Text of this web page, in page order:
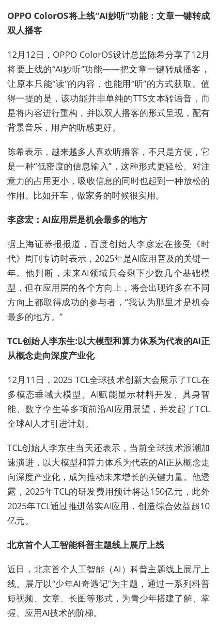
OPPO ColorOS将上线“AI妙听”功能：文章一键转成
双人播客
12月12日，OPPO ColorOS设计总监陈希分享了12月
将要上线的“AI妙听”功能——把文章一键转成播客，
让原本只能“读”的内容，也能用“听”的方式获取。值
得一提的是，该功能并非单纯的TTS文本转语音，而
是将内容进行重构，并以双人播客的形式呈现，配有
背景音乐，用户的听感更好。
陈希表示，越来越多人喜欢听播客，不只是方便，它
是一种“低密度的信息输入”，这种形式更轻松、对注
意力的占用更小，吸收信息的同时也起到一种放松的
作用。比如开车，做家务的时候很实用。
李彦宏：AI应用层是机会最多的地方
据上海证券报报道，百度创始人李彦宏在接受《时
代》周刊专访时表示，2025年是AI应用普及的关键一
年。他判断，未来AI领域只会剩下少数几个基础模
型，但在应用层的各个方向上，将会出现许多在不同
方向上都取得成功的参与者，“我认为那里才是机会
最多的地方。”
TCL创始人李东生:以大模型和算力体系为代表的AI正
从概念走向深度产业化
12月11日，2025 TCL全球技术创新大会展示了TCL在
多模态垂域大模型、AI赋能显示材料开发、具身智
能、数字孪生等多项前沿AI应用展望，并发起了TCL
全球AI人才引进计划。
TCL创始人李东生当天还表示，当前全球技术浪潮加
速演进，以大模型和算力体系为代表的AI正从概念走
向深度产业化，成为推动未来增长的关键力量。他透
露，2025年TCL的研发费用预计将达150亿元，此外
2025年TCL通过推进落实AI应用，创造综合效益超10
亿元。
北京首个人工智能科普主题线上展厅上线
近日，北京首个人工智能（AI）科普主题线上展厅上
线。展厅以“少年AI奇遇记”为主题，通过一系列科普
短视频、文章、长图等形式，为青少年搭建了解、掌
握、应用AI技术的阶梯。